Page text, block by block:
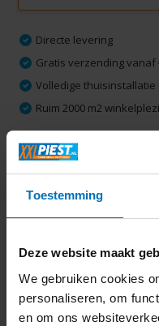
Toestemming
Deze website maakt
We gebruiken cookies
personaliseren, om
en om ons
Directe levering
Gratis verzending vanaf
Volledige thuisinstallatie
Ruim 2000 m2
Productomschrijving
Specificaties